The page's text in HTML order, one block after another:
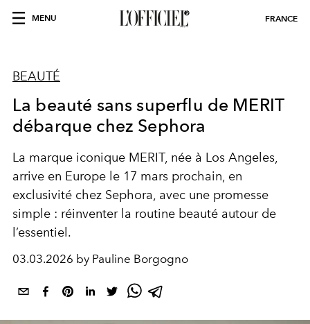
MENU FRANCE
BEAUTÉ
La beauté sans superflu de MERIT
débarque chez Sephora
La marque iconique MERIT, née à Los Angeles,
arrive en Europe le 17 mars prochain, en
exclusivité chez Sephora, avec une promesse
simple : réinventer la routine beauté autour de
l’essentiel.
03.03.2026 by Pauline Borgogno